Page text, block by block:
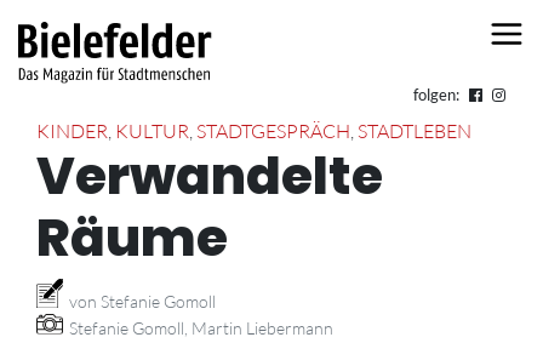
folgen:
KINDER, KULTUR, STADTGESPRÄCH, STADTLEBEN
Verwandelte
Räume
von Stefanie Gomoll
Stefanie Gomoll, Martin Liebermann